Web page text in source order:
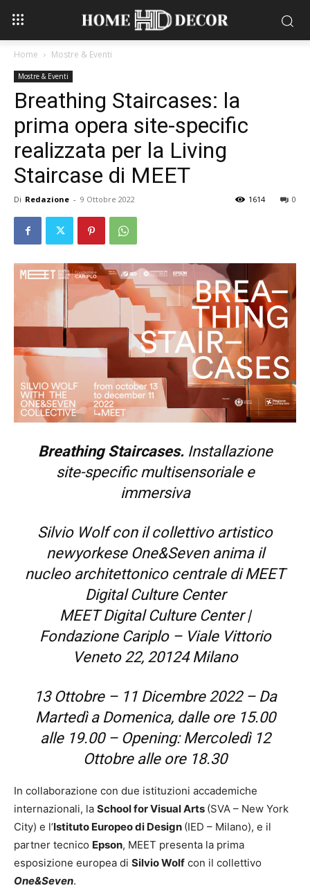
Home Mostre & Eventi
Mostre & Eventi
Breathing Staircases: la
prima opera site-specific
realizzata per la Living
Staircase di MEET
Di Redazione - 9 Ottobre 2022 0
1614
Breathing Staircases. Installazione
site-specific multisensoriale e
immersiva
Silvio Wolf con il collettivo artistico
newyorkese One&Seven​​​ anima il
nucleo architettonico centrale di MEET
Digital Culture Center
MEET Digital Culture Center |
Fondazione Cariplo – Viale Vittorio
Veneto 22, 20124 Milano
13 Ottobre – 11 Dicembre 2022 – Da
Martedì a Domenica, dalle ore 15.00
alle 19.00 – Opening: Mercoledì 12
Ottobre alle ore 18.30
In collaborazione con due istituzioni accademiche
internazionali, la School for Visual Arts (SVA – New York
City) e l’Istituto Europeo di Design (IED – Milano), e il
partner tecnico Epson, MEET presenta la prima
esposizione europea di Silvio Wolf con il collettivo
One&Seven.